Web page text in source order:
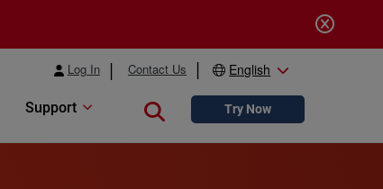
Log In Contact Us English
Support Close searchTry Now